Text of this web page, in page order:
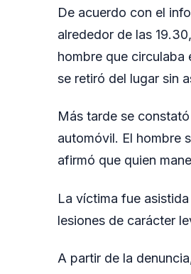
De acuerdo con el
alrededor de las
hombre que circulaba
se retiró del lugar sin
Más tarde se
automóvil. El hombre
afirmó que quien
La víctima fue
lesiones de carácter
A partir de la